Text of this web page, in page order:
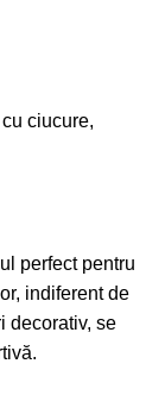
ciucure,
perfect pentru
indiferent de
decorativ, se